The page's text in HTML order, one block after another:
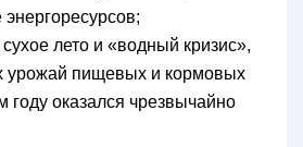
лето и «водный кризис»,
урожай пищевых и кормовых
году оказался чрезвычайно